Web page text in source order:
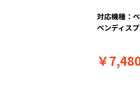
対応機種：
ペンディス
￥